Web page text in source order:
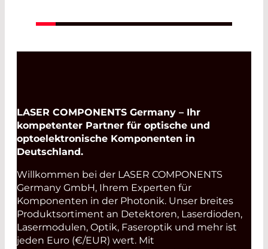
LASER COMPONENTS Germany – Ihr
kompetenter Partner für optische und
optoelektronische Komponenten in
Deutschland.
Willkommen bei der LASER COMPONENTS
Germany GmbH, Ihrem Experten für
Komponenten in der Photonik. Unser breites
Produktsortiment an Detektoren, Laserdioden,
Lasermodulen, Optik, Faseroptik und mehr ist
jeden Euro (€/EUR) wert. Mit